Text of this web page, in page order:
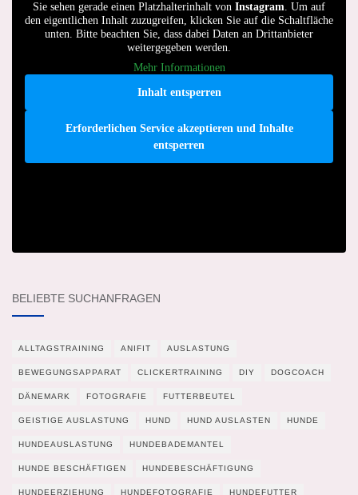
Sie sehen gerade einen Platzhalterinhalt von Instagram. Um auf
den eigentlichen Inhalt zuzugreifen, klicken Sie auf die Schaltfläche
unten. Bitte beachten Sie, dass dabei Daten an Drittanbieter
weitergegeben werden.
Mehr Informationen
Inhalt entsperren
Erforderlichen Service akzeptieren und Inhalte
entsperren
BELIEBTE SUCHANFRAGEN
ALLTAGSTRAINING ANIFIT AUSLASTUNG
BEWEGUNGSAPPARAT CLICKERTRAINING DIY DOGCOACH
DÄNEMARK FOTOGRAFIE FUTTERBEUTEL
GEISTIGE AUSLASTUNG HUND HUND AUSLASTEN HUNDE
HUNDEAUSLASTUNG HUNDEBADEMANTEL
HUNDE BESCHÄFTIGEN HUNDEBESCHÄFTIGUNG
HUNDEERZIEHUNG HUNDEFOTOGRAFIE HUNDEFUTTER